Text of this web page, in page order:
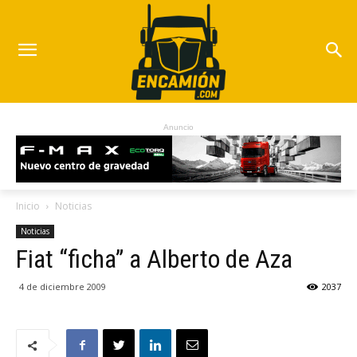
Anuncio
Inicio Noticias
Noticias
Fiat “ficha” a Alberto de Aza
4 de diciembre 2009 2037